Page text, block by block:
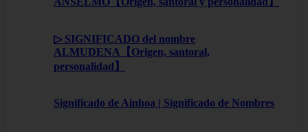
▷ SIGNIFICADO del nombre
ALMUDENA【Origen, santoral,
personalidad】
Significado de Ainhoa | Significado de Nombres